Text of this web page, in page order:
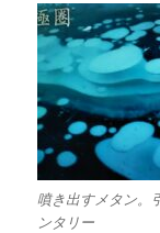
噴き出すメタン
ンタリー